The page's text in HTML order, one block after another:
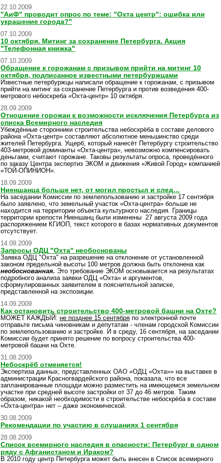
22.10.2009
"АиФ" проводит опрос по теме: "Охта центр": ошибка или
украшение города?"
07.10.2009
10 октября. Митинг за сохранение Петербурга. Акция
"Телефонная книжка"
07.10.2009
Обращение к горожанам с призывом прийти на митинг 10
октября, подписанное известными петербуржцами
Известные петербуржцы написали обращение к горожанам, с призывом
прийти на митинг за сохранение Петербурга и против возведения 400-
метрового небоскреба «Охта-центр» 10 октября.
28.09.2009
Отношение горожан к возможности исключения Петербурга из
списка Всемирного наследия
Убеждённые сторонники строительства небоскрёба в составе делового
района «Охта-центр» составляют абсолютное меньшинство среди
жителей Петербурга. Ущерб, который нанесёт Петербургу строительство
403-метровой доминанты «Охта-центра», невозможно компенсировать
деньгами, считают горожане. Таковы результаты опроса, проведённого
по заказу Центра экспертиз ЭКОМ и движения «Живой Город» компанией
«ТОЙ-ОПИНИОН».
18.09.2009
Ниеншанца больше нет, от могил простыл и след…
На заседании Комиссии по землепользованию и застройке 17 сентября
было заявлено, что земельный участок «Охта-центра» больше не
находится на территории объекта культурного наследия. Границы
территории крепости Ниеншанц были изменены 27 августа 2009 года
распоряжением КГИОП, текст которого в базах нормативных документов
отсутствует.
14.09.2009
Запросы ОДЦ "Охта" необоснованы
Заявка ОДЦ "Охта" на разрешение на отклонение от установленной
законом предельной высоты 100 метров должна быть отклонена как
необоснованная. Это требование ЭКОМ основывается на результатах
подробного анализа заявки ОДЦ «Охта» и аргументов,
сформулированных заявителем в пояснительной записке,
представленной на экспозиции.
14.09.2009
Как остановить строительство 400-метровой башни на Охте?
МОЖЕТ КАЖДЫЙ: не позднее 15 сентября по электронной почте
отправьте письма чиновникам и депутатам - членам городской Комиссии
по землепользованию и застройке. И в среду, 16 сентября, на заседании
Комиссии будет принято решение по вопросу строительства 400-
метровой башни на Охте.
31.08.2009
Небоскрёб отменяется!
Экспертиза данных, представленных ОАО «ОДЦ «Охта»» на выставке в
администрации Красногвардейского района, показала, что все
запланированные площади можно разместить на имеющемся земельном
участке при средней высоте застройки от 37 до 46 метров. Таким
образом, никакой необходимости в строительстве небоскрёба в составе
«Охта-центра» нет – даже экономической.
30.08.2009
Рекомендации по участию в слушаниях 1 сентября
28.08.2009
Список всемирного наследия в опасности: Петербург в одном
ряду с Афганистаном и Ираком?
В 2010 году центр Петербурга может быть внесен в Список всемирного